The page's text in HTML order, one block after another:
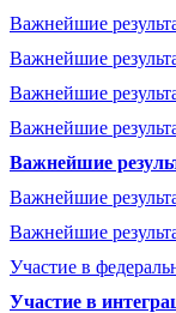
Важнейшие
Важнейшие
Важнейшие
Важнейшие
Важнейшие
Важнейшие
Важнейшие
Участие в
Участие в